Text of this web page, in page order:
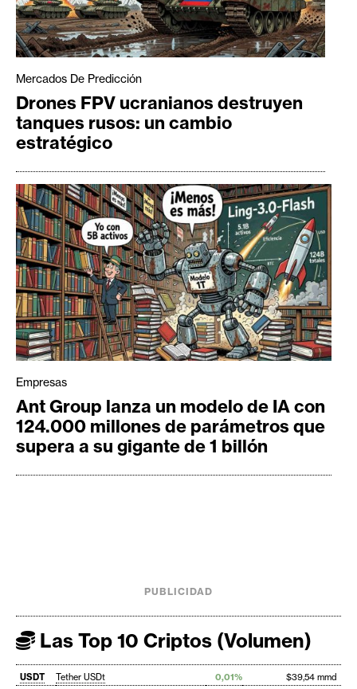
Mercados De Predicción
Drones FPV ucranianos destruyen
tanques rusos: un cambio
estratégico
Empresas
Ant Group lanza un modelo de IA con
124.000 millones de parámetros que
supera a su gigante de 1 billón
PUBLICIDAD
Las Top 10 Criptos (Volumen)
USDT Tether USDt 0,01%
$39,54 mmd